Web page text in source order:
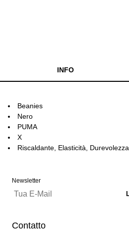
INFO
Beanies
Nero
PUMA
X
Riscaldante, Elasticità, Durevolezza
Newsletter
Contatto